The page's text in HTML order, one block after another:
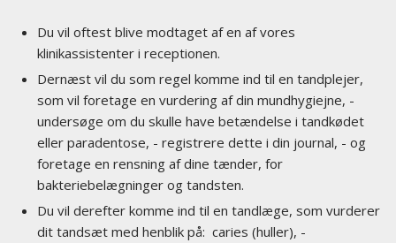
​Du vil oftest blive modtaget af en af vores
klinikassistenter i receptionen.
Dernæst vil du som regel komme ind til en tandplejer,
som vil foretage en vurdering af din mundhygiejne, -
undersøge om du skulle have betændelse i tandkødet
eller paradentose, - registrere dette i din journal, - og
foretage en rensning af dine tænder, for
bakteriebelægninger og tandsten.
Du vil derefter komme ind til en tandlæge, som vurderer
dit tandsæt med henblik på: caries (huller), -